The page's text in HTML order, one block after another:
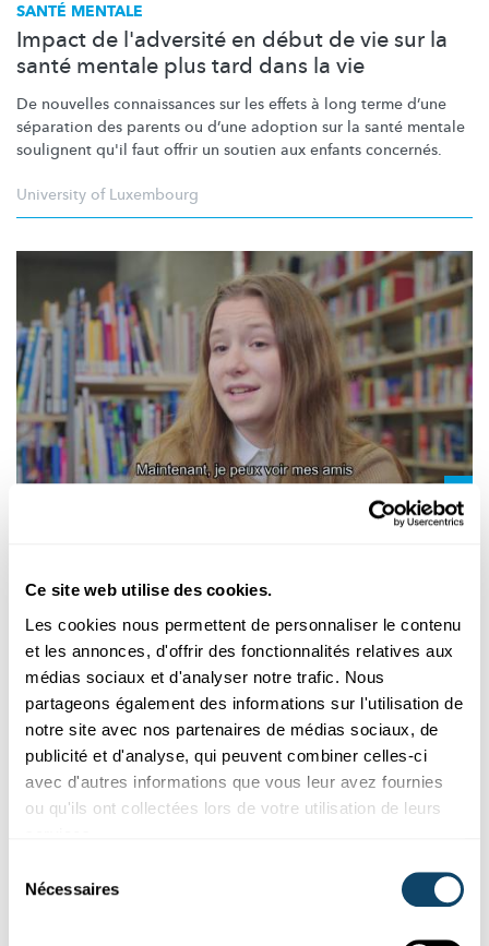
Ce site web utilise des cookies.
Les cookies nous permettent de personnaliser le contenu
et les annonces, d'offrir des fonctionnalités relatives aux
médias sociaux et d'analyser notre trafic. Nous
partageons également des informations sur l'utilisation de
notre site avec nos partenaires de médias sociaux, de
publicité et d'analyse, qui peuvent combiner celles-ci
avec d'autres informations que vous leur avez fournies
ou qu'ils ont collectées lors de votre utilisation de leurs
Nécessaires
SANTÉ MENTALE
Impact de l'adversité en début de vie sur la
santé mentale plus tard dans la vie
De nouvelles connaissances sur les effets à long terme d’une
séparation des parents ou d’une adoption sur la santé mentale
soulignent qu'il faut offrir un soutien aux enfants concernés.
University of Luxembourg
enfants à l’épreuve de la pandémie
Les enfants et adolescents sont durement touchés par les
changements liés à la pandémie du coronavirus. Le projet
COVID-Kids s’est intéressé aux conséquences de la première
vague sur eux.
University of Luxembourg